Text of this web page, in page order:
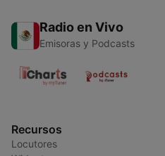
Radio en Vivo
Emisoras y Podcasts
Recursos
Locutores